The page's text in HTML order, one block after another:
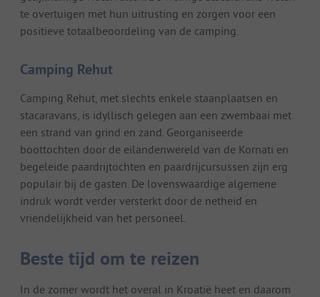
te overtuigen met hun uitrusting en zorgen voor een
positieve totaalbeoordeling van de camping.
Camping Rehut
Camping Rehut, met slechts enkele staanplaatsen en
stacaravans, is idyllisch gelegen aan een zwembaai met
een strand van grind en zand. Georganiseerde
boottochten door de eilandenwereld van de Kornati en
begeleide paardrijtochten en paardrijcursussen zijn erg
populair bij de gasten. De lovenswaardige algemene
indruk wordt verder versterkt door de netheid en
vriendelijkheid van het personeel.
Beste tijd om te reizen
In de zomer wordt het overal in Kroatië heet en daarom